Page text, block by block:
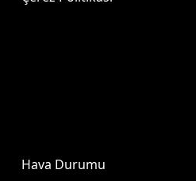
Hava Durumu